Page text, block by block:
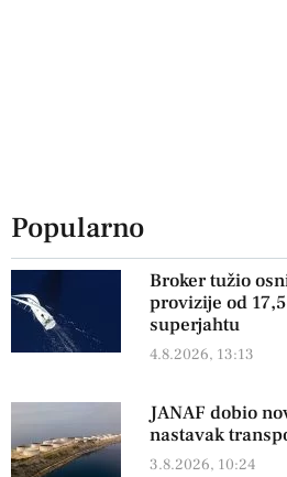
Popularno
Broker tužio
provizije od
superjahtu
4.8.2026, 13:13
JANAF dobio
nastavak
3.8.2026, 10:24